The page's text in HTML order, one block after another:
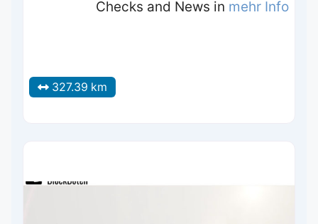
Checks and News in mehr Info
327.39 km